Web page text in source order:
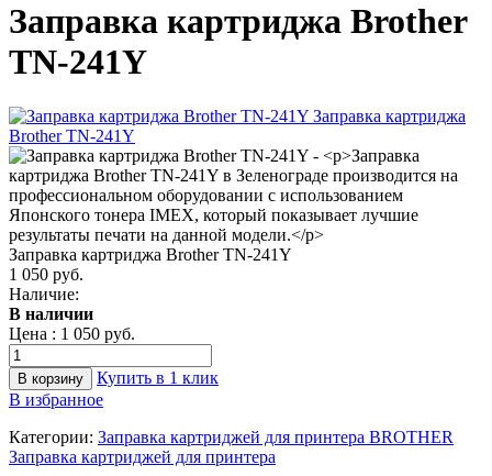
Заправка картриджа Brother
TN-241Y
Заправка картриджа Brother TN-241Y
1 050 руб.
Наличие:
В наличии
Цена : 1 050 руб.
Купить в 1 клик
В избранное
Категории: Заправка картриджей для принтера BROTHER
Заправка картриджей для принтера